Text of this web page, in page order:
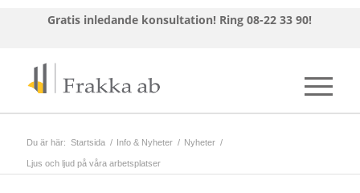
Gratis inledande konsultation! Ring 08-22 33 90!
Du är här: Startsida / Info & Nyheter / Nyheter /
Ljus och ljud på våra arbetsplatser